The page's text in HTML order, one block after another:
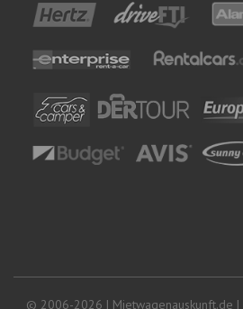
© 2006-2026 | Mietwagenauskunft.de |